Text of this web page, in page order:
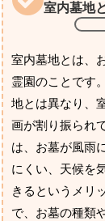
室内墓地
室内墓地とは、
霊園のことです
地とは異なり、
画が割り振られ
は、お墓が風雨
にくい、天候を
きるというメリ
で、お墓の種類